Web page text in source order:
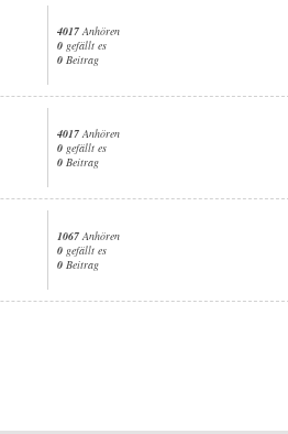
4017 Anhören
0 gefällt es
0 Beitrag
4017 Anhören
0 gefällt es
0 Beitrag
1067 Anhören
0 gefällt es
0 Beitrag